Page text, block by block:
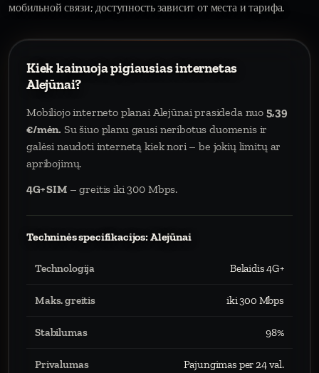
мобильной связи; доступность зависит от места и тарифа.
Kiek kainuoja pigiausias internetas
Alejūnai?
Mobiliojo interneto planai Alejūnai prasideda nuo 5,39
€/mėn. Su šiuo planu gausi neribotus duomenis ir
galėsi naudoti internetą kiek nori – be jokių limitų ar
apribojimų.
4G+ SIM– greitis iki 300 Mbps.
Techninės specifikacijos: Alejūnai
Technologija Belaidis 4G+
Maks. greitis iki 300 Mbps
Stabilumas 98%
Privalumas Pajungimas per 24 val.